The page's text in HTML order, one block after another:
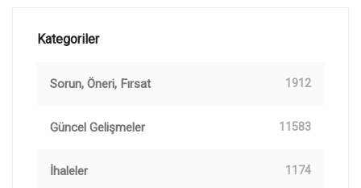
Kategoriler
Sorun, Öneri, Fırsat 1912
Güncel Gelişmeler 11583
İhaleler 1174